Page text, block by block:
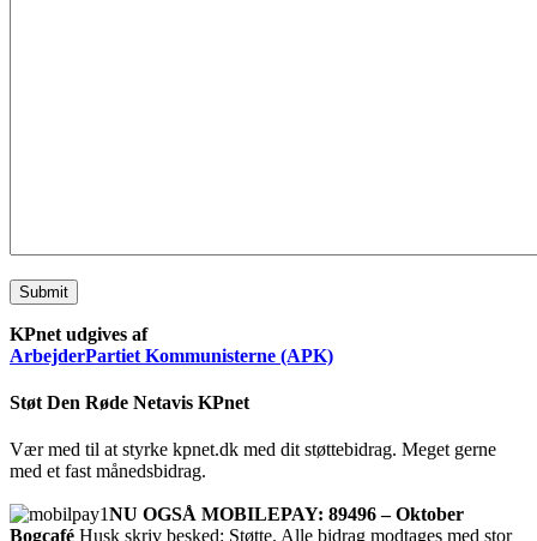
Submit
KPnet udgives af
ArbejderPartiet Kommunisterne (APK)
Støt Den Røde Netavis KPnet
Vær med til at styrke kpnet.dk med dit støttebidrag. Meget gerne
med et fast månedsbidrag.
NU OGSÅ MOBILEPAY: 89496 – Oktober
Bogcafé Husk skriv besked: Støtte. Alle bidrag modtages med stor